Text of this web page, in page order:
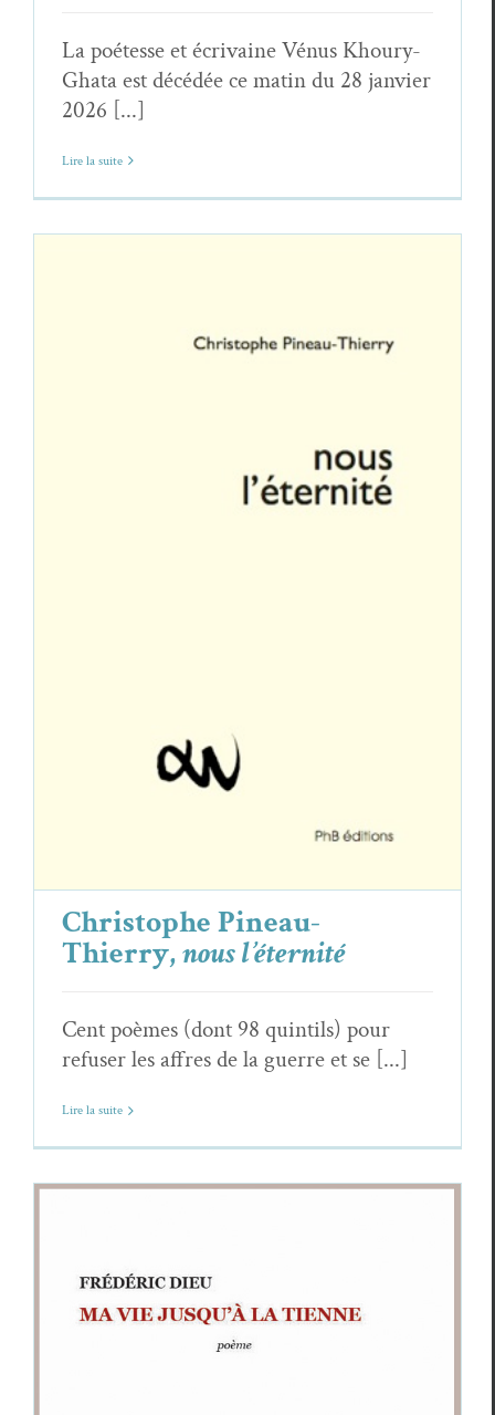
La poétesse et écrivaine Vénus Khoury-
Ghata est décédée ce matin du 28 janvier
2026 [...]
Lire la suite
Christophe Pineau-
Thierry,nous l’éternité
Cent poèmes (dont 98 quintils) pour
refuser les affres de la guerre et se [...]
Lire la suite